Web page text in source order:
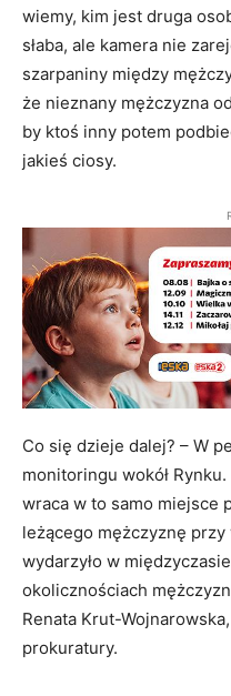
wiemy, kim jest druga
słaba, ale kamera nie
szarpaniny między
że nieznany mężczyzna
by ktoś inny potem
jakieś ciosy.
Co się dzieje dalej? – W
monitoringu wokół
wraca w to samo miejsce
leżącego mężczyznę
wydarzyło w
okolicznościach
Renata Krut-
prokuratury.